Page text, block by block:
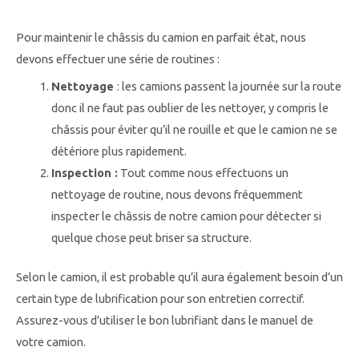
Pour maintenir le châssis du camion en parfait état, nous
devons effectuer une série de routines :
Nettoyage : les camions passent la journée sur la route
donc il ne faut pas oublier de les nettoyer, y compris le
châssis pour éviter qu’il ne rouille et que le camion ne se
détériore plus rapidement.
Inspection :Tout comme nous effectuons un
nettoyage de routine, nous devons fréquemment
inspecter le châssis de notre camion pour détecter si
quelque chose peut briser sa structure.
Selon le camion, il est probable qu’il aura également besoin d’un
certain type de lubrification pour son entretien correctif.
Assurez-vous d’utiliser le bon lubrifiant dans le manuel de
votre camion.